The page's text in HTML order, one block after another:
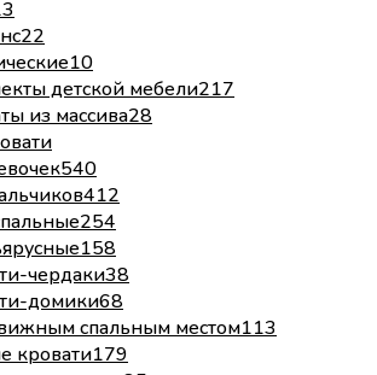
22
10
детской мебели217
из массива28
540
412
254
158
чердаки38
домики68
спальным местом113
кровати179